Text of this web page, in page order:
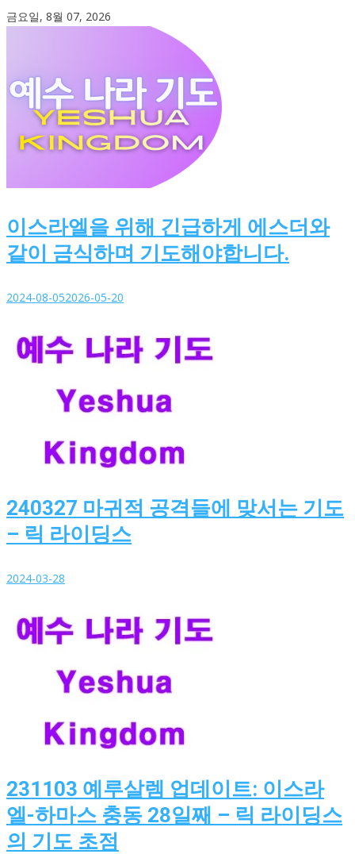
Skip
금요일, 8월 07, 2026
이스라엘을 위해 긴급하게 에스더와
같이 금식하며 기도해야합니다.
2024-08-052026-05-20
240327 마귀적 공격들에 맞서는 기도
– 릭 라이딩스
2024-03-28
231103 예루살렘 업데이트: 이스라
엘-하마스 충동 28일째 – 릭 라이딩스
의 기도 초점